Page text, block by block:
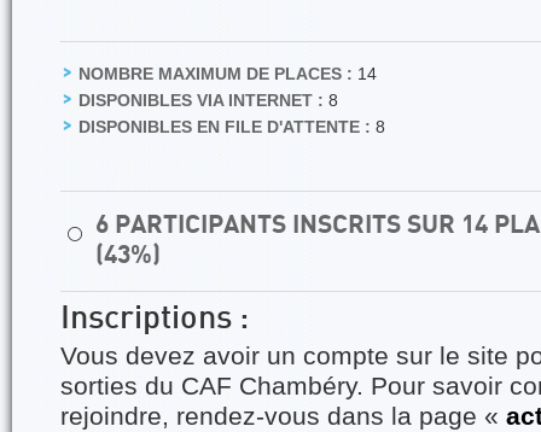
NOMBRE MAXIMUM DE PLACES : 14
DISPONIBLES VIA INTERNET : 8
DISPONIBLES EN FILE D'ATTENTE : 8
⚪
6 PARTICIPANTS INSCRITS SUR 14
(43%)
Inscriptions :
Vous devez avoir un compte sur le site
sorties du CAF Chambéry. Pour savoir
rejoindre, rendez-vous dans la page «